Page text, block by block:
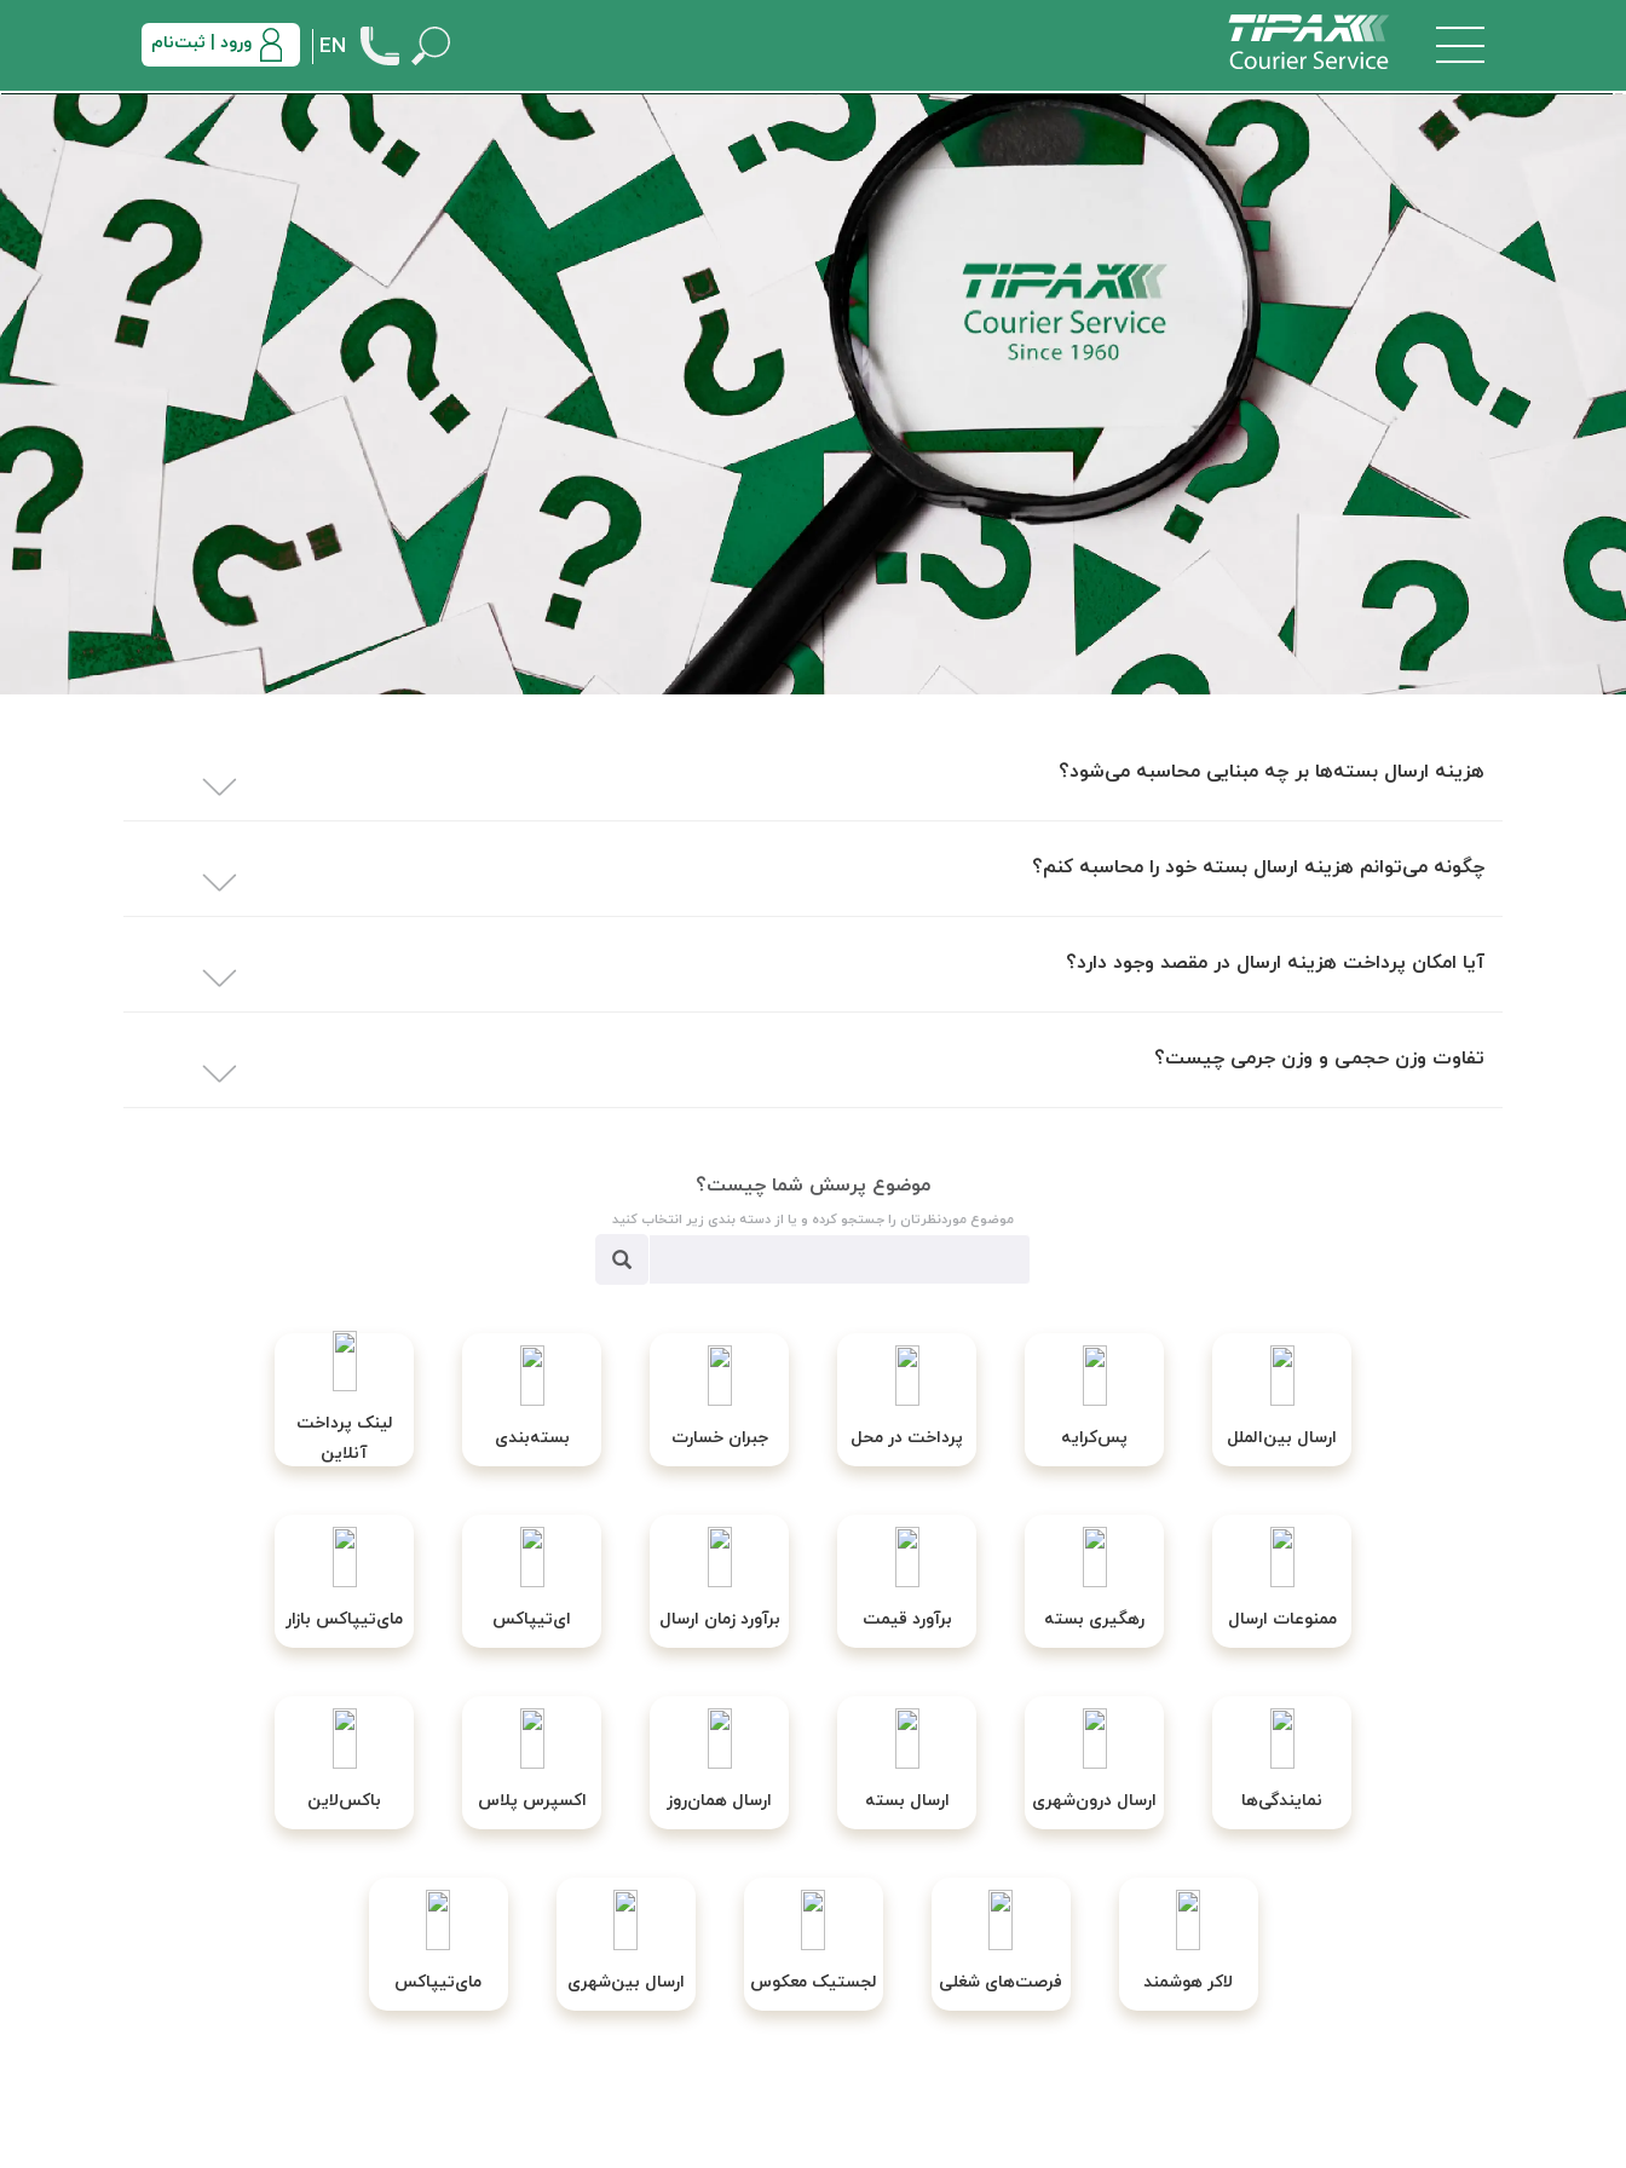
ورود | ثبت‌نام EN
هزینه ارسال بسته‌ها بر چه مبنایی محاسبه می‌شود؟
چگونه می‌توانم هزینه ارسال بسته خود را محاسبه کنم؟
آیا امکان پرداخت هزینه ارسال در مقصد وجود دارد؟
تفاوت وزن حجمی و وزن جرمی چیست؟
موضوع پرسش شما چیست؟
موضوع موردنظرتان را جستجو کرده و یا از دسته بندی زیر انتخاب کنید
ارسال بین‌الملل پس‌کرایه پرداخت در محل جبران خسارت بسته‌بندی
لینک پرداخت
آنلاین
ممنوعات ارسال رهگیری بسته برآورد قیمت برآورد زمان ارسال ای‌تیپاکس مای‌تیپاکس بازار
نمایندگی‌ها ارسال درون‌شهری ارسال بسته ارسال همان‌روز اکسپرس پلاس باکس‌لاین
لاکر هوشمند فرصت‌های شغلی لجستیک معکوس ارسال بین‌شهری مای‌تیپاکس